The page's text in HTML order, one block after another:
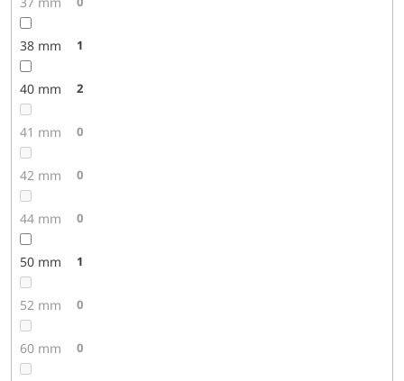
38 mm 1
40 mm 2
41 mm 0
42 mm 0
44 mm 0
50 mm 1
52 mm 0
60 mm 0